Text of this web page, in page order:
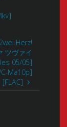
Herz!
ツヴァイ
05/05]
Ma10p]
[FLAC]